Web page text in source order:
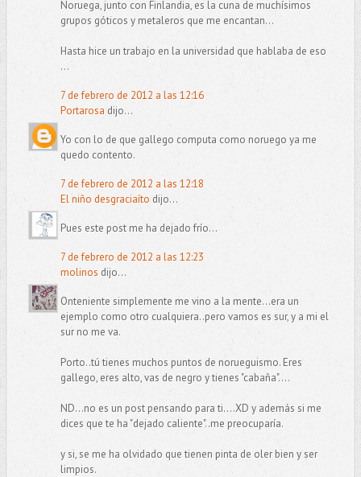
Noruega, junto con Finlandia, es la cuna de muchísimos
grupos góticos y metaleros que me encantan...
Hasta hice un trabajo en la universidad que hablaba de eso
...
7 de febrero de 2012 a las 12:16
Portarosa dijo...
Yo con lo de que gallego computa como noruego ya me
quedo contento.
7 de febrero de 2012 a las 12:18
El niño desgraciaíto dijo...
Pues este post me ha dejado frío...
7 de febrero de 2012 a las 12:23
molinos dijo...
Onteniente simplemente me vino a la mente...era un
ejemplo como otro cualquiera..pero vamos es sur, y a mi el
sur no me va.
Porto..tú tienes muchos puntos de norueguismo. Eres
gallego, eres alto, vas de negro y tienes "cabaña"....
ND...no es un post pensando para ti....XD y además si me
dices que te ha "dejado caliente"..me preocuparía.
y si, se me ha olvidado que tienen pinta de oler bien y ser
limpios.